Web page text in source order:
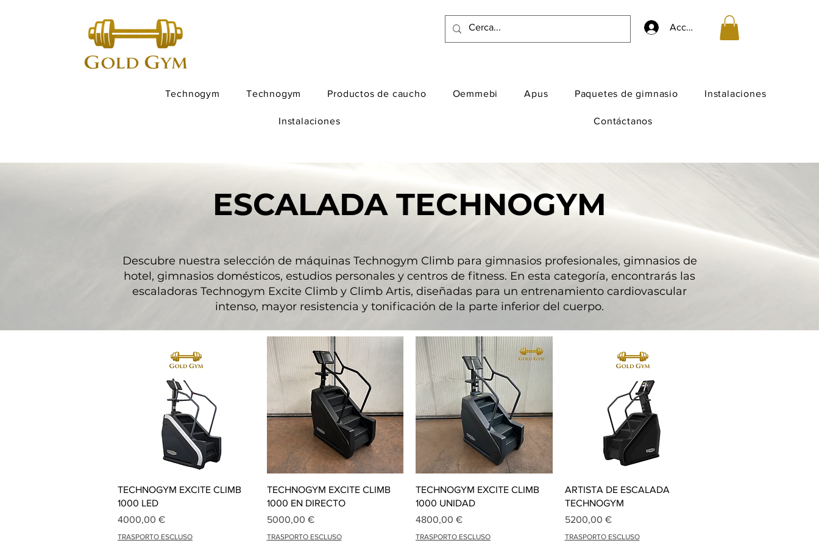
Accedi
Technogym Technogym Productos de caucho Oemmebi Apus Paquetes de gimnasio Instalaciones
Instalaciones Contáctanos
ESCALADA TECHNOGYM
Descubre nuestra selección de máquinas Technogym Climb para gimnasios profesionales, gimnasios de
hotel, gimnasios domésticos, estudios personales y centros de fitness. En esta categoría, encontrarás las
escaladoras Technogym Excite Climb y Climb Artis, diseñadas para un entrenamiento cardiovascular
intenso, mayor resistencia y tonificación de la parte inferior del cuerpo.
Vista rápida
TECHNOGYM EXCITE CLIMB
1000 LED
Precio
4000,00 €
TRASPORTO ESCLUSO
Vista rápida
TECHNOGYM EXCITE CLIMB
1000 EN DIRECTO
Precio
5000,00 €
TRASPORTO ESCLUSO
Vista rápida
TECHNOGYM EXCITE CLIMB
1000 UNIDAD
Precio
4800,00 €
TRASPORTO ESCLUSO
Vista rápida
ARTISTA DE ESCALADA
TECHNOGYM
Precio
5200,00 €
TRASPORTO ESCLUSO